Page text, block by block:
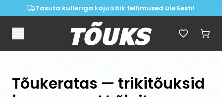
Tasuta kulleriga koju kõik tellimused üle Eesti!
Tõukeratas — trikitõuksid